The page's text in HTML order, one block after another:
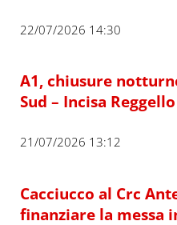
22/07/2026 14:30
A1, chiusure
Sud – Incisa Reggello
21/07/2026 13:12
Cacciucco al Crc
finanziare la messa